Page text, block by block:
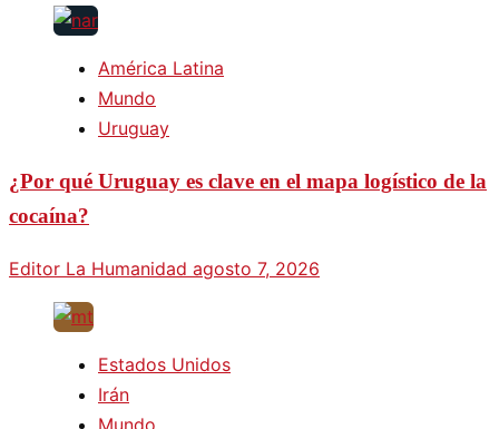
América Latina
Mundo
Uruguay
¿Por qué Uruguay es clave en el mapa logístico de la
cocaína?
Editor La Humanidad agosto 7, 2026
Estados Unidos
Irán